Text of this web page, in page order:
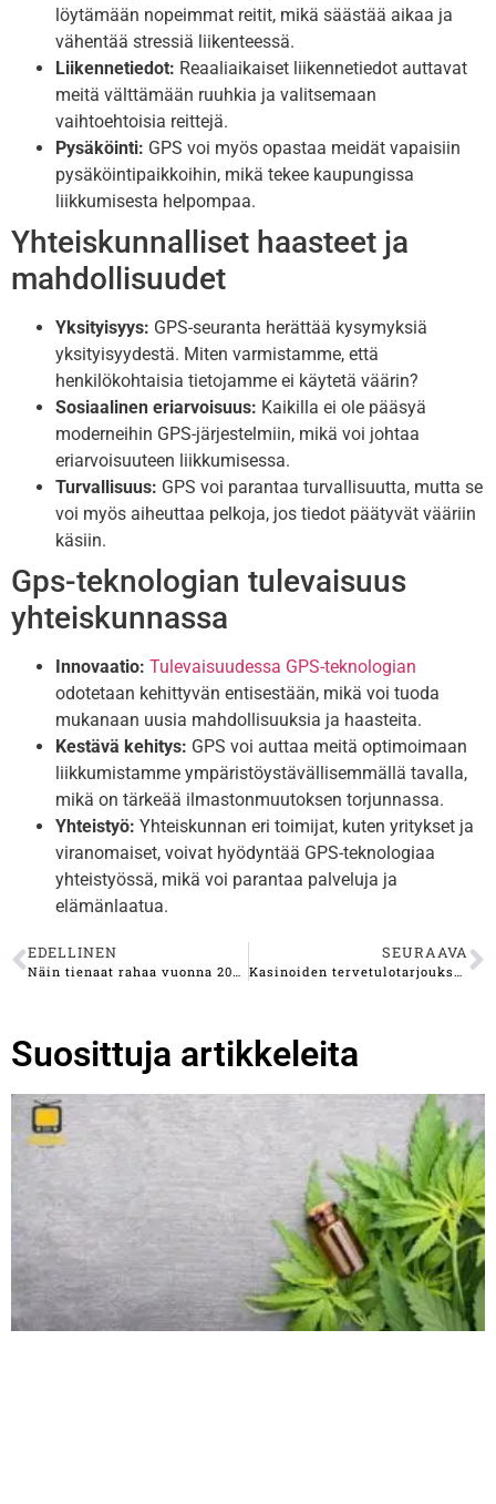
löytämään nopeimmat reitit, mikä säästää aikaa ja
vähentää stressiä liikenteessä.
Liikennetiedot: Reaaliaikaiset liikennetiedot auttavat
meitä välttämään ruuhkia ja valitsemaan
vaihtoehtoisia reittejä.
Pysäköinti: GPS voi myös opastaa meidät vapaisiin
pysäköintipaikkoihin, mikä tekee kaupungissa
liikkumisesta helpompaa.
Yhteiskunnalliset haasteet ja
mahdollisuudet
Yksityisyys: GPS-seuranta herättää kysymyksiä
yksityisyydestä. Miten varmistamme, että
henkilökohtaisia tietojamme ei käytetä väärin?
Sosiaalinen eriarvoisuus: Kaikilla ei ole pääsyä
moderneihin GPS-järjestelmiin, mikä voi johtaa
eriarvoisuuteen liikkumisessa.
Turvallisuus: GPS voi parantaa turvallisuutta, mutta se
voi myös aiheuttaa pelkoja, jos tiedot päätyvät vääriin
käsiin.
Gps-teknologian tulevaisuus
yhteiskunnassa
Innovaatio: Tulevaisuudessa GPS-teknologian
odotetaan kehittyvän entisestään, mikä voi tuoda
mukanaan uusia mahdollisuuksia ja haasteita.
Kestävä kehitys: GPS voi auttaa meitä optimoimaan
liikkumistamme ympäristöystävällisemmällä tavalla,
mikä on tärkeää ilmastonmuutoksen torjunnassa.
Yhteistyö: Yhteiskunnan eri toimijat, kuten yritykset ja
viranomaiset, voivat hyödyntää GPS-teknologiaa
yhteistyössä, mikä voi parantaa palveluja ja
elämänlaatua.
EDELLINEN
Näin tienaat rahaa vuonna 2025
SEURAAVA
Kasinoiden tervetulotarjoukset: Suurin ilmaiskierroksilla saatu voitto 12 miljoonaa euroa
Suosittuja artikkeleita